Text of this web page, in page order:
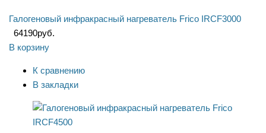
Галогеновый инфракрасный нагреватель Frico IRCF3000
64190руб.
В корзину
К сравнению
В закладки